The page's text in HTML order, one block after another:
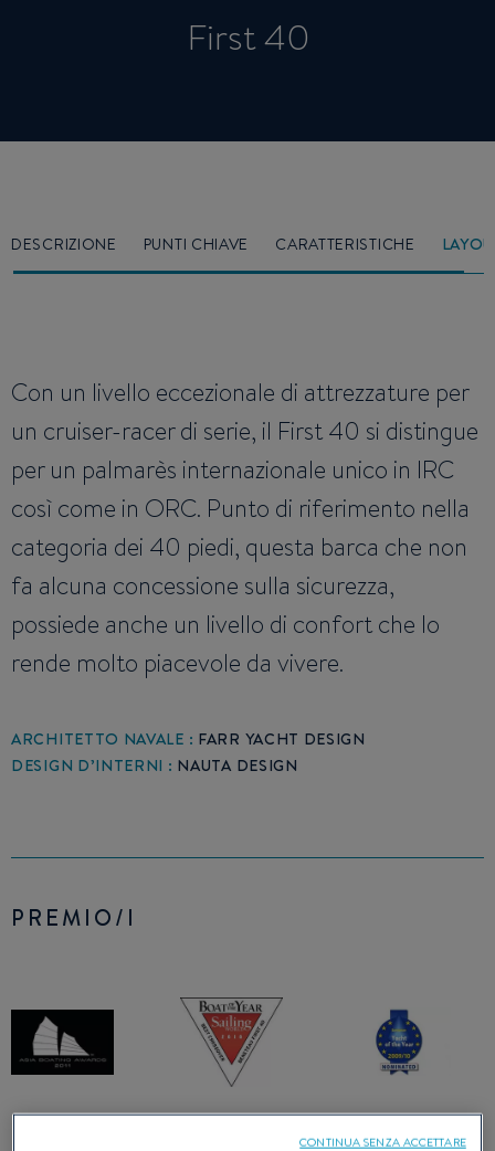
First 40
DESCRIZIONE PUNTI CHIAVE CARATTERISTICHE
Con un livello eccezionale di attrezzature per
un cruiser-racer di serie, il First 40 si distingue
per un palmarès internazionale unico in IRC
così come in ORC. Punto di riferimento nella
categoria dei 40 piedi, questa barca che non
fa alcuna concessione sulla sicurezza,
possiede anche un livello di confort che lo
rende molto piacevole da vivere.
ARCHITETTO NAVALE : FARR YACHT DESIGN
DESIGN D’INTERNI : NAUTA DESIGN
PREMIO/I
CONTINUA SENZA ACCETTARE